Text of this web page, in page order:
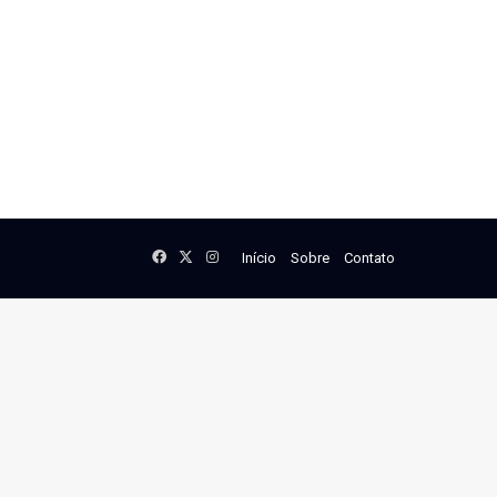
Início Sobre Contato
Facebook
X Instagram